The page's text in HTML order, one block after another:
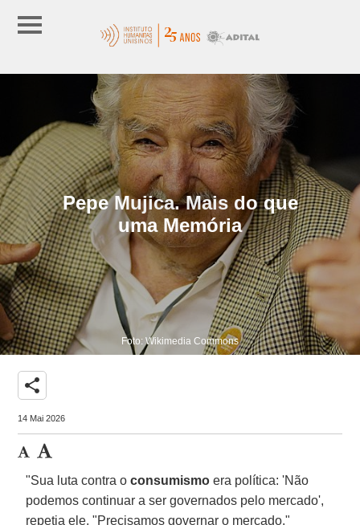
Pepe Mujica. Mais do que
uma Memória
Foto: Wikimedia Commons
share
14 Mai 2026
"Sua luta contra oconsumismo era política: 'Não
podemos continuar a ser governados pelo mercado',
repetia ele. "Precisamos governar o mercado."